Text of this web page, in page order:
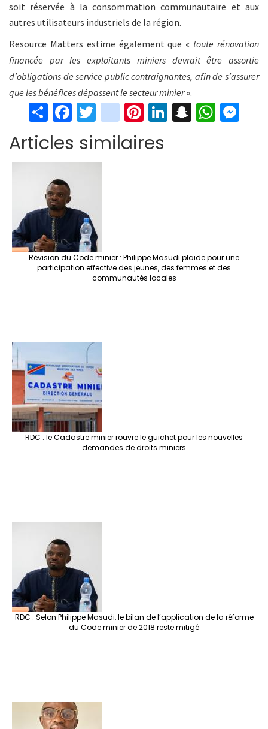
soit réservée à la consommation communautaire et aux
autres utilisateurs industriels de la région.
Resource Matters estime également que « toute rénovation
financée par les exploitants miniers devrait être assortie
d’obligations de service public contraignantes, afin de s’assurer
que les bénéfices dépassent le secteur minier».
S
h
ar
e
Fa
ce
b
o
k
T
wi
tt
er
in
st
ag
Pi
er
Li S W
Articles similaires
Révision du Code minier : Philippe Masudi plaide pour une
participation effective des jeunes, des femmes et des
communautés locales
RDC : le Cadastre minier rouvre le guichet pour les nouvelles
demandes de droits miniers
RDC : Selon Philippe Masudi, le bilan de l’application de la réforme
du Code minier de 2018 reste mitigé